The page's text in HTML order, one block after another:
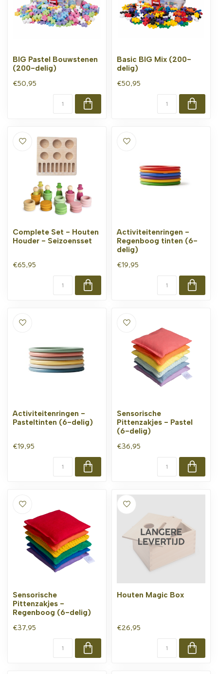
BIG Pastel Bouwstenen
(200-delig)
€50,95
Basic BIG Mix (200-
delig)
€50,95
Complete Set - Houten
Houder - Seizoensset
€65,95
Activiteitenringen -
Regenboog tinten (6-
delig)
€19,95
Activiteitenringen -
Pasteltinten (6-delig)
€19,95
Sensorische
Pittenzakjes - Pastel
(6-delig)
€36,95
Sensorische
Pittenzakjes -
Regenboog (6-delig)
€37,95
Houten Magic Box
€26,95